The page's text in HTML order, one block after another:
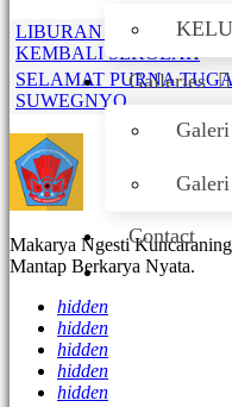
Galleries
Contact
LIBURAN USAI,
KEMBALI SEKOLAH
SELAMAT PURNA
SUWEGNYO
Makarya Ngesti
Mantap Berkarya Nyata.
hidden
hidden
hidden
hidden
hidden